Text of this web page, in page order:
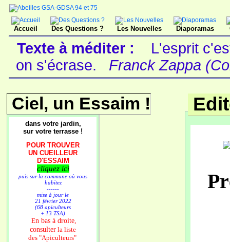
Accueil Des Questions ? Les Nouvelles Diaporamas
Texte à méditer :
L'esprit
on s'écrase.
Franck Zappa
Ciel, un Essaim !
dans votre jardin,
sur votre terrasse !
POUR TROUVER
UN CUEILLEUR
D'ESSAIM
cliquez ici
puis sur la commune où vous
habitez
------
mise à jour le
21 février 2022
(68 apiculteurs
+ 13 TSA)
En bas à droite,
consulter la liste
des "Apiculteurs"